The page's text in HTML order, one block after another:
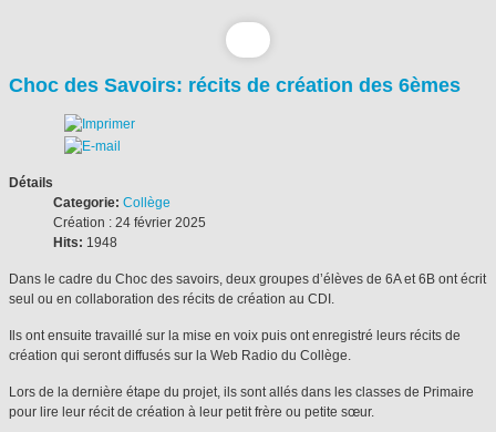
Choc des Savoirs: récits de création des 6èmes
Détails
Categorie: Collège
Création : 24 février 2025
Hits: 1948
Dans le cadre du Choc des savoirs, deux groupes d’élèves de 6A et 6B ont écrit
seul ou en collaboration des récits de création au CDI.
Ils ont ensuite travaillé sur la mise en voix puis ont enregistré leurs récits de
création qui seront diffusés sur la Web Radio du Collège.
Lors de la dernière étape du projet, ils sont allés dans les classes de Primaire
pour lire leur récit de création à leur petit frère ou petite sœur.